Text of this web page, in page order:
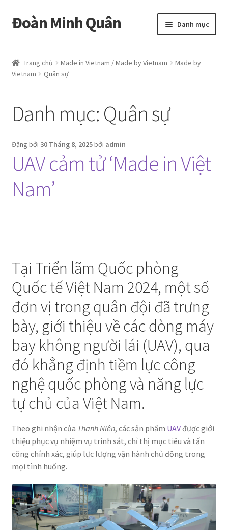
Đi
đến
hướng
Chuyển
đến
dung
Đoàn Minh Quân Danh mục
Curriculum Vitae
Liên hệ
Album
Trang chủ Made in Vietnam / Made by Vietnam
Made by
Vietnam
Quân sự
Danh mục: Quân sự
Đăng bởi 30 Tháng 8, 2025bởi admin
UAV cảm tử ‘Made in Việt
Nam’
Tại Triển lãm Quốc phòng
Quốc tế Việt Nam 2024, một số
đơn vị trong quân đội đã trưng
bày, giới thiệu về các dòng máy
bay không người lái (UAV), qua
đó khẳng định tiềm lực công
nghệ quốc phòng và năng lực
tự chủ của Việt Nam.
Theo ghi nhận của Thanh Niên, các sản phẩm UAVđược giới
thiệu phục vụ nhiệm vụ trinh sát, chỉ thị mục tiêu và tấn
công chính xác, giúp lực lượng vận hành chủ động trong
mọi tình huống.